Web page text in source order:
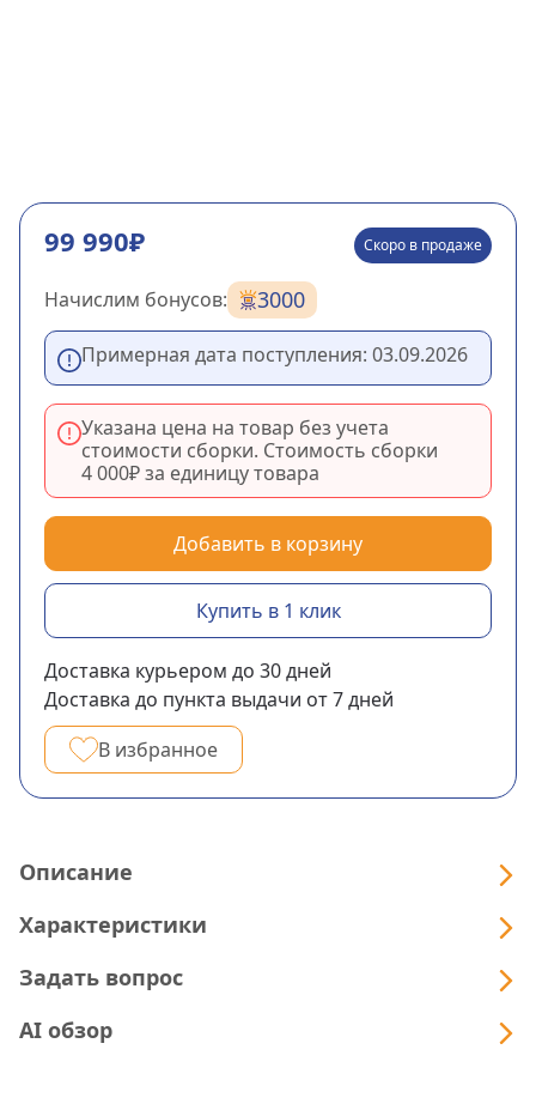
99 990₽ Скоро в продаже
Начислим бонусов: 3000
Примерная дата поступления: 03.09.2026
Указана цена на товар без учета
стоимости сборки. Стоимость сборки
4 000₽за единицу товара
Добавить в корзину
Купить в 1 клик
Доставка курьером до 30дней
Доставка до пункта выдачи от 7дней
В избранное
Описание
Характеристики
Задать вопрос
AI обзор